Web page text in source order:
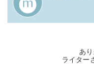
あ
ライター